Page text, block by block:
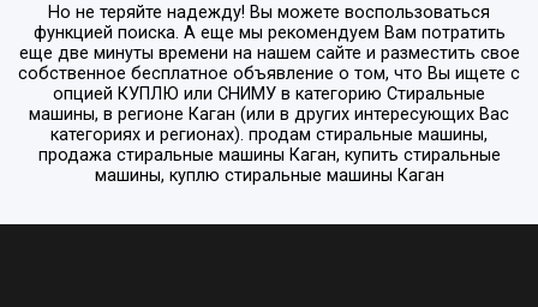
Но не теряйте надежду! Вы можете воспользоваться
функцией поиска. А еще мы рекомендуем Вам потратить
еще две минуты времени на нашем сайте и разместить свое
собственное бесплатное объявление о том, что Вы ищете с
опцией КУПЛЮ или СНИМУ в категорию Стиральные
машины, в регионе Каган (или в других интересующих Вас
категориях и регионах). продам стиральные машины,
продажа стиральные машины Каган, купить стиральные
машины, куплю стиральные машины Каган